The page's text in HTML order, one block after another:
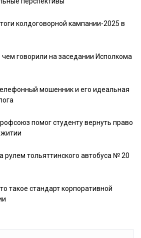
колдоговорной кампании-2025 в
чем говорили на заседании Исполкома
мошенник и его идеальная
помог студенту вернуть право
рулем тольяттинского автобуса № 20
такое стандарт корпоративной